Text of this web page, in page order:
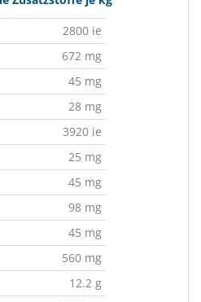
2800 ie
672 mg
45 mg
28 mg
3920 ie
25 mg
45 mg
98 mg
45 mg
560 mg
12.2 g